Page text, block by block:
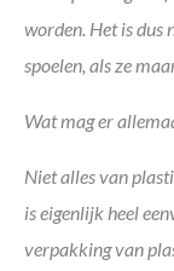
worden. Het is dus
spoelen, als ze
Wat mag er
Niet alles van
is eigenlijk heel
verpakking van